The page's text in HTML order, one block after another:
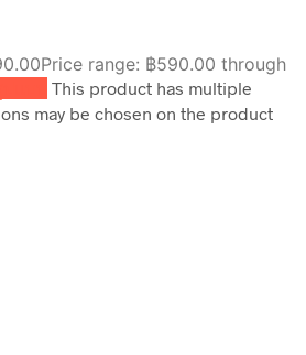
Price range: ฿590.00 through
This product has multiple
may be chosen on the product